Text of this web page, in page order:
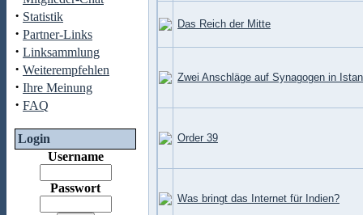
· Statistik
· Partner-Links
· Linksammlung
· Weiterempfehlen
· Ihre Meinung
· FAQ
Login
Username
Passwort
Das Reich der Mitte
Zwei Anschläge auf Synagogen in
Order 39
Was bringt das Internet für Indien?